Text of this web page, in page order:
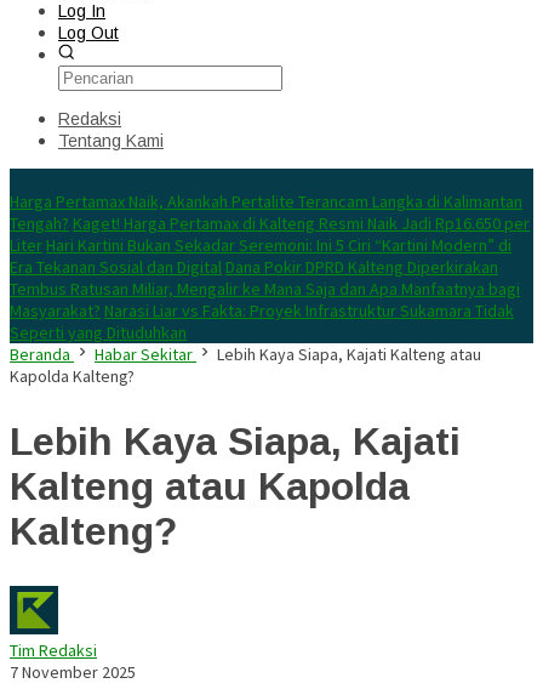
Log In
Log Out
Redaksi
Tentang Kami
Harga Pertamax Naik, Akankah Pertalite Terancam Langka di Kalimantan
Tengah? Kaget! Harga Pertamax di Kalteng Resmi Naik Jadi Rp16.650 per
Liter Hari Kartini Bukan Sekadar Seremoni: Ini 5 Ciri “Kartini Modern” di
Era Tekanan Sosial dan Digital Dana Pokir DPRD Kalteng Diperkirakan
Tembus Ratusan Miliar, Mengalir ke Mana Saja dan Apa Manfaatnya bagi
Masyarakat? Narasi Liar vs Fakta: Proyek Infrastruktur Sukamara Tidak
Seperti yang Dituduhkan
Beranda
Habar Sekitar
Lebih Kaya Siapa, Kajati Kalteng atau
Kapolda Kalteng?
Lebih Kaya Siapa, Kajati
Kalteng atau Kapolda
Kalteng?
Tim Redaksi
7 November 2025